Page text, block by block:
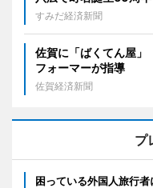
すみだ経済新聞
佐賀に「ばくてん屋
フォーマーが指導
佐賀経済新聞
プ
困っている外国人旅行